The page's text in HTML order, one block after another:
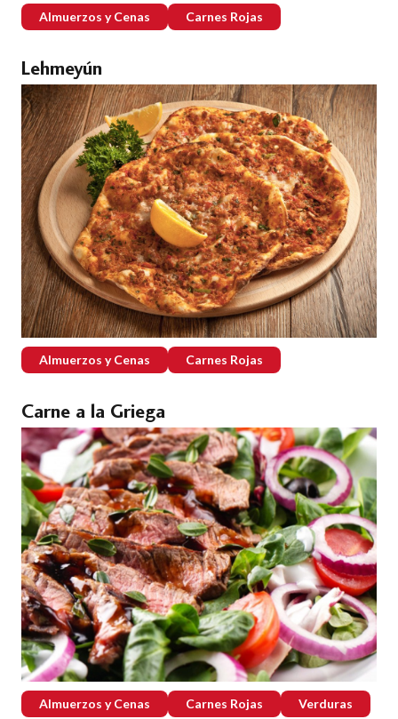
Almuerzos y Cenas Carnes Rojas
Lehmeyún
Almuerzos y Cenas Carnes Rojas
Carne a la Griega
Almuerzos y Cenas Carnes Rojas Verduras